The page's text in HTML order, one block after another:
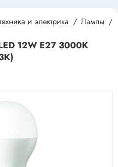
и электрика Лампы
12W E27 3000K